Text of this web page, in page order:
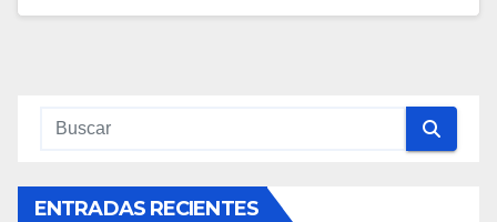
ENTRADAS RECIENTES